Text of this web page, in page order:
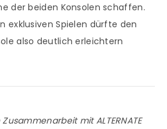
der beiden Konsolen schaffen.
exklusiven Spielen dürfte den
also deutlich erleichtern
mit ALTERNATE